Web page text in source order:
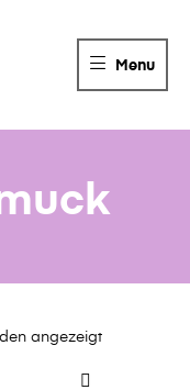
Menu
angezeigt